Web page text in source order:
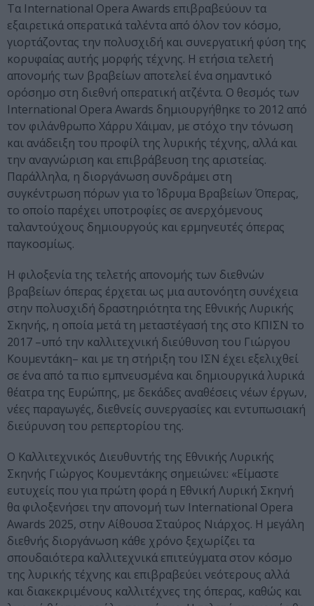
Τα International Opera Awards επιβραβεύουν τα
εξαιρετικά οπερατικά ταλέντα από όλον τον κόσμο,
γιορτάζοντας την πολυσχιδή και συνεργατική φύση της
κορυφαίας αυτής μορφής τέχνης. Η ετήσια τελετή
απονομής των βραβείων αποτελεί ένα σημαντικό
ορόσημο στη διεθνή οπερατική ατζέντα. Ο θεσμός των
International Opera Awards δημιουργήθηκε το 2012 από
τον φιλάνθρωπο Χάρρυ Χάιμαν, με στόχο την τόνωση
και ανάδειξη του προφίλ της λυρικής τέχνης, αλλά και
την αναγνώριση και επιβράβευση της αριστείας.
Παράλληλα, η διοργάνωση συνδράμει στη
συγκέντρωση πόρων για το Ίδρυμα Βραβείων Όπερας,
το οποίο παρέχει υποτροφίες σε ανερχόμενους
ταλαντούχους δημιουργούς και ερμηνευτές όπερας
παγκοσμίως.
Η φιλοξενία της τελετής απονομής των διεθνών
βραβείων όπερας έρχεται ως μια αυτονόητη συνέχεια
στην πολυσχιδή δραστηριότητα της Εθνικής Λυρικής
Σκηνής, η οποία μετά τη μεταστέγασή της στο ΚΠΙΣΝ το
2017 –υπό την καλλιτεχνική διεύθυνση του Γιώργου
Κουμεντάκη– και με τη στήριξη του ΙΣΝ έχει εξελιχθεί
σε ένα από τα πιο εμπνευσμένα και δημιουργικά λυρικά
θέατρα της Ευρώπης, με δεκάδες αναθέσεις νέων έργων,
νέες παραγωγές, διεθνείς συνεργασίες και εντυπωσιακή
διεύρυνση του ρεπερτορίου της.
Ο Καλλιτεχνικός Διευθυντής της Εθνικής Λυρικής
Σκηνής Γιώργος Κουμεντάκης σημειώνει: «Είμαστε
ευτυχείς που για πρώτη φορά η Εθνική Λυρική Σκηνή
θα φιλοξενήσει την απονομή των International Opera
Awards 2025, στην Αίθουσα Σταύρος Νιάρχος. Η μεγάλη
διεθνής διοργάνωση κάθε χρόνο ξεχωρίζει τα
σπουδαιότερα καλλιτεχνικά επιτεύγματα στον κόσμο
της λυρικής τέχνης και επιβραβεύει νεότερους αλλά
και διακεκριμένους καλλιτέχνες της όπερας, καθώς και